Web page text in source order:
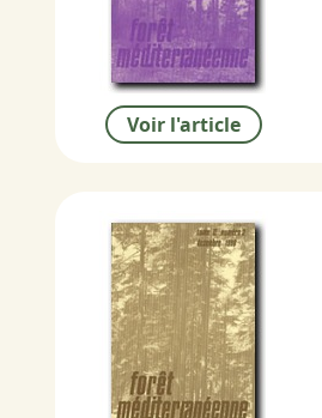
Voir l'article